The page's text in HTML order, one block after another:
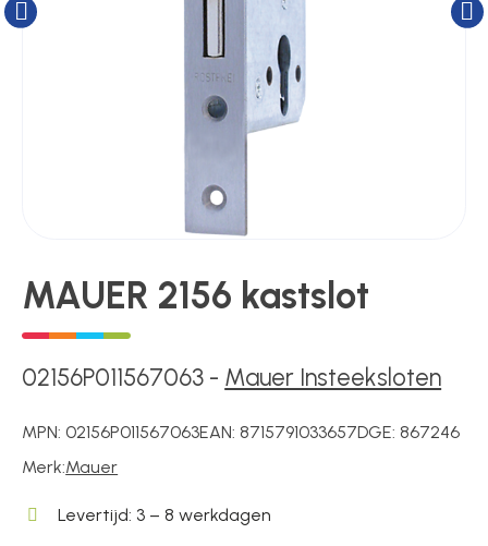
Kluizen
Toegangscontrole
MAUER 2156 kastslot
02156P011567063 - Mauer Insteeksloten
MPN:02156P011567063EAN:8715791033657DGE:867246
Merk:Mauer
Levertijd: 3 – 8 werkdagen